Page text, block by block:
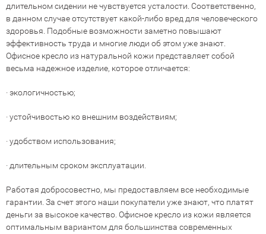
длительном сидении не чувствуется усталости. Соответственно,
в данном случае отсутствует какой-либо вред для человеческого
здоровья. Подобные возможности заметно повышают
эффективность труда и многие люди об этом уже знают.
Офисное кресло из натуральной кожи представляет собой
весьма надежное изделие, которое отличается:
· экологичностью;
· устойчивостью ко внешним воздействиям;
· удобством использования;
· длительным сроком эксплуатации.
Работая добросовестно, мы предоставляем все необходимые
гарантии. За счет этого наши покупатели уже знают, что платят
деньги за высокое качество. Офисное кресло из кожи является
оптимальным вариантом для большинства современных